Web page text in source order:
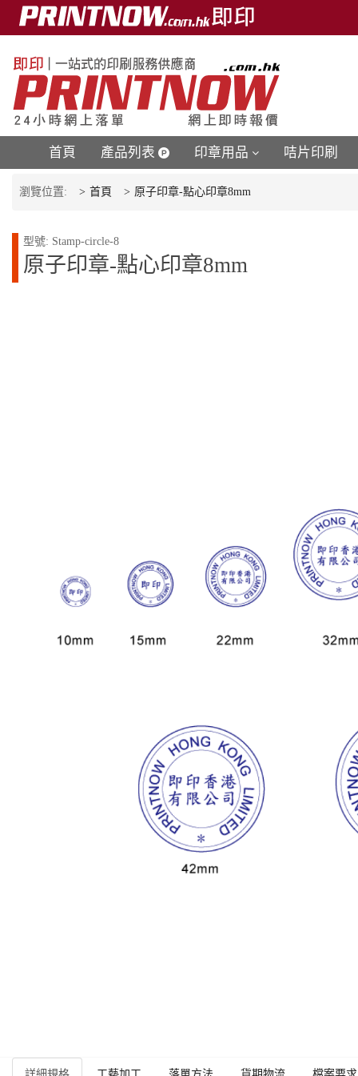
首頁 產品列表 印章用品 咭片印刷
瀏覽位置: 首頁 原子印章-點心印章8mm
型號: Stamp-circle-8
原子印章-點心印章8mm